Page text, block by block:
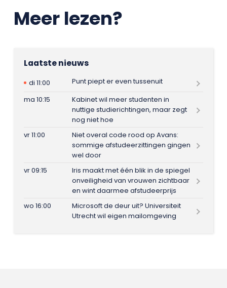
Meer lezen?
Laatste nieuws
di 11:00
Punt piept er even tussenuit
ma 10:15
Kabinet wil meer studenten in
nuttige studierichtingen, maar zegt
nog niet hoe
vr 11:00
Niet overal code rood op Avans:
sommige afstudeerzittingen gingen
wel door
vr 09:15
Iris maakt met één blik in de spiegel
onveiligheid van vrouwen zichtbaar
en wint daarmee afstudeerprijs
wo 16:00
Microsoft de deur uit? Universiteit
Utrecht wil eigen mailomgeving